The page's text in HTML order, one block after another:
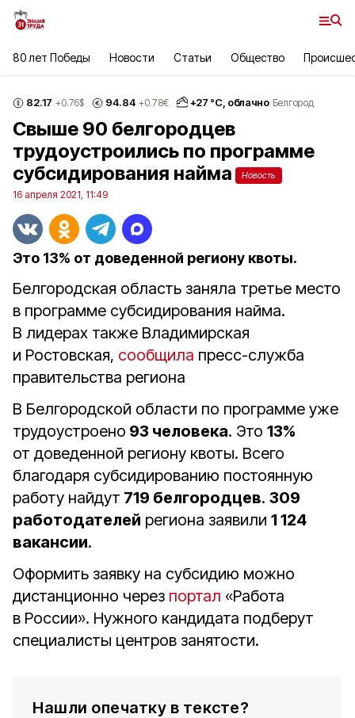
80 лет Победы Новости Статьи Общество
82.17 +0.76$ 94.84 +0.78€ +27 °С, облачно Белгород
Свыше 90 белгородцев
трудоустроились по программе
субсидирования найма
Новость
16 апреля 2021, 11:49
Это 13% от доведенной региону квоты.
Белгородская область заняла третье место
в программе субсидирования найма.
В лидерах также Владимирская
и Ростовская, сообщила пресс-служба
правительства региона
В Белгородской области по программе уже
трудоустроено 93 человека. Это 13%
от доведенной региону квоты. Всего
благодаря субсидированию постоянную
работу найдут 719 белгородцев. 309
работодателей региона заявили 1 124
вакансии.
Оформить заявку на субсидию можно
дистанционно через портал «Работа
в России». Нужного кандидата подберут
специалисты центров занятости.
Нашли опечатку в тексте?